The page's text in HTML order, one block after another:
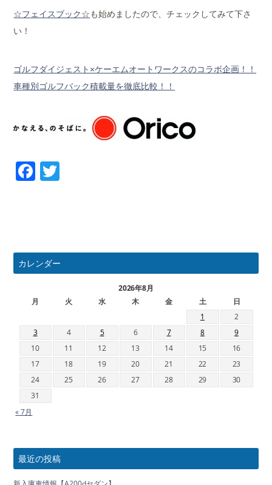
☆フェイスブック☆も始めましたので、チェックしてみて下さ
い！
ゴルフダイジェスト×ケーエムオートワークスのコラボ企画！！
車種別ゴルフバック積載量を徹底比較！！
Facebook
カレンダー
2026年8月
月
火 水 木 金 土
日
1
2
3
4 5 6 7 8
9
10
11 12 13 14 15
16
17
18 19 20 21 22
23
24
25 26 27 28 29
30
31
« 7月
最近の投稿